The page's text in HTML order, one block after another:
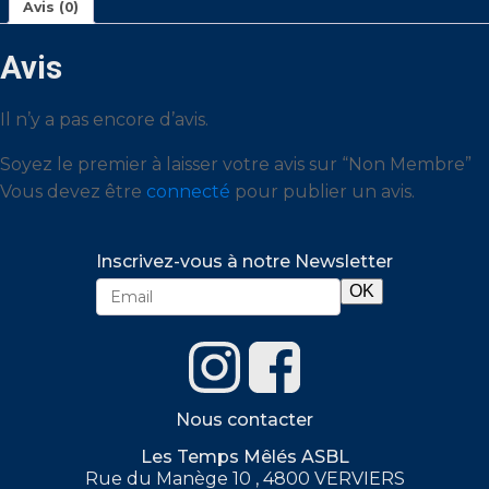
Avis (0)
Avis
Il n’y a pas encore d’avis.
Soyez le premier à laisser votre avis sur “Non Membre”
Vous devez être connecté pour publier un avis.
Inscrivez-vous à notre Newsletter
Nous contacter
Les Temps Mêlés ASBL
Rue du Manège 10 , 4800 VERVIERS